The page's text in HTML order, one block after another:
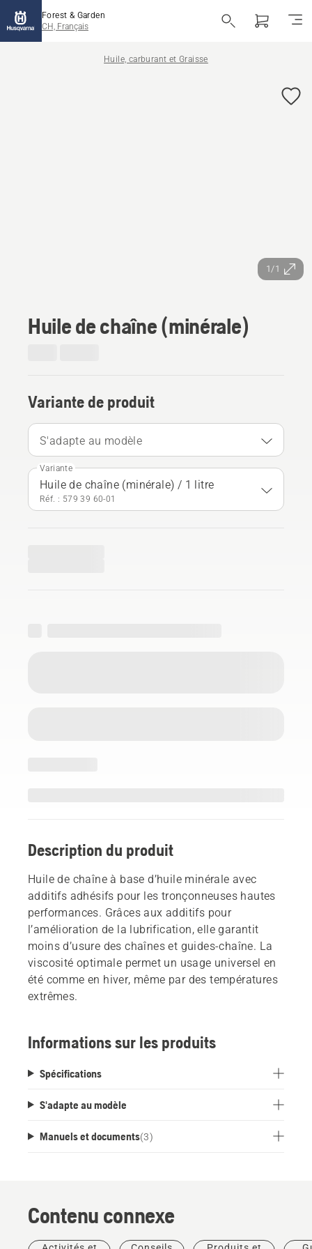
Forest & Garden
CH, Français
Huile, carburant et Graisse
1/1
Huile de chaîne (minérale)
Variante de produit
S'adapte au modèle
Variante
Huile de chaîne (minérale) / 1 litre
Réf. : 579 39 60‑01
Description du produit
Huile de chaîne à base d’huile minérale avec
additifs adhésifs pour les tronçonneuses hautes
performances. Grâces aux additifs pour
l’amélioration de la lubrification, elle garantit
moins d’usure des chaînes et guides-chaîne. La
viscosité optimale permet un usage universel en
été comme en hiver, même par des températures
extrêmes.
Informations sur les produits
Spécifications
S'adapte au modèle
Manuels et documents(3)
Contenu connexe